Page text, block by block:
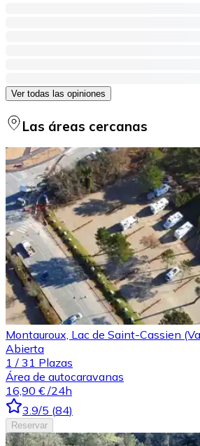
Ver todas las opiniones
Las áreas cercanas
Montauroux, Lac de Saint-Cassien
Abierta
1 / 31 Plazas
Área de autocaravanas
16,90 € /24h
3.9/5 (84)
Reservar